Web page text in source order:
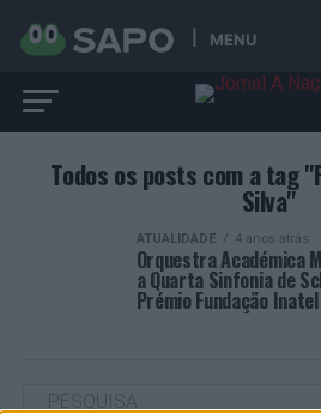
MENU
Todos os posts com a tag
Silva"
ATUALIDADE 4 anos atrás
Orquestra Académica
a Quarta Sinfonia de
Prémio Fundação Inatel